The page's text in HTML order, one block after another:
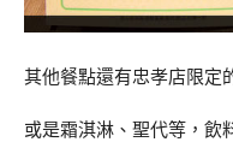
其他餐點還有忠孝店限定
或是霜淇淋、聖代等，飲